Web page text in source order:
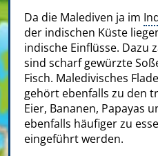
Da die Malediven ja im
der indischen Küste
indische Einflüsse. Dazu
sind scharf gewürzte
Fisch. Maledivisches
gehört ebenfalls zu den
Eier, Bananen, Papayas
ebenfalls häufiger zu
eingeführt werden.